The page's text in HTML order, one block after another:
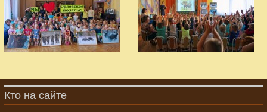
Кто на сайте